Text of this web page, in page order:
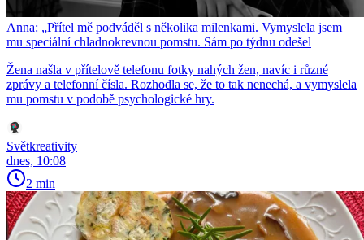
Anna: „Přítel mě podváděl s několika milenkami. Vymyslela jsem
mu speciální chladnokrevnou pomstu. Sám po týdnu odešel
Žena našla v přítelově telefonu fotky nahých žen, navíc i různé
zprávy a telefonní čísla. Rozhodla se, že to tak nenechá, a vymyslela
mu pomstu v podobě psychologické hry.
Světkreativity
dnes, 10:08
2 min